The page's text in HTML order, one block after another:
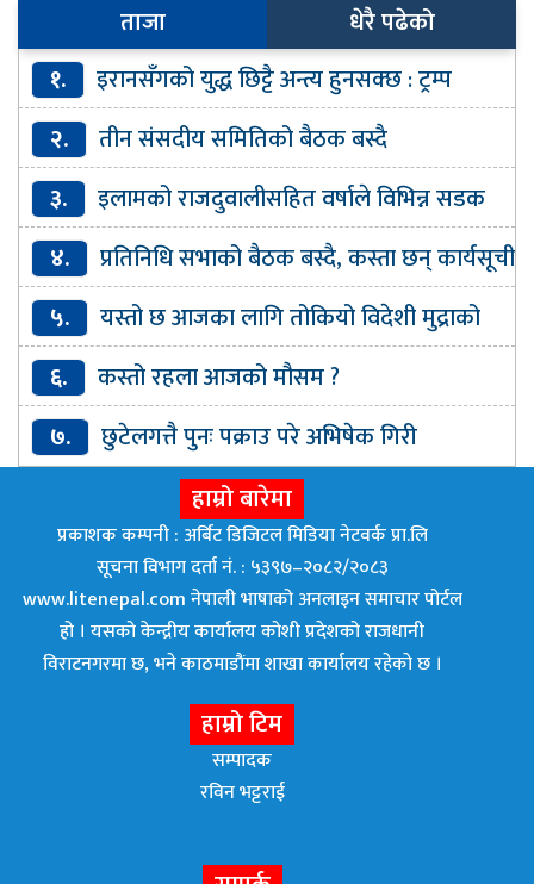
ताजा
धेरै पढेको
१.
इरानसँगको युद्ध छिट्टै अन्त्य हुनसक्छ : ट्रम्प
२.
तीन संसदीय समितिको बैठक बस्दै
३.
इलामको राजदुवालीसहित वर्षाले विभिन्न सडक
सञ्जाल प्रभावित
४.
प्रतिनिधि सभाको बैठक बस्दै, कस्ता छन् कार्यसूची
? ५.
यस्तो छ आजका लागि तोकियो विदेशी मुद्राको
विनिमय दर
६.
कस्तो रहला आजको मौसम ?
७.
छुटेलगत्तै पुनः पक्राउ परे अभिषेक गिरी
हाम्रो बारेमा
प्रकाशक कम्पनी : अर्बिट डिजिटल मिडिया नेटवर्क प्रा.लि
सूचना विभाग दर्ता नं. : ५३९७–२०८२/२०८३
www.litenepal.com नेपाली भाषाको अनलाइन समाचार पोर्टल
हो । यसको केन्द्रीय कार्यालय कोशी प्रदेशको राजधानी
विराटनगरमा छ, भने काठमाडाैंमा शाखा कार्यालय रहेकाे छ ।
हाम्रो टिम
सम्पादक
रविन भट्टराई